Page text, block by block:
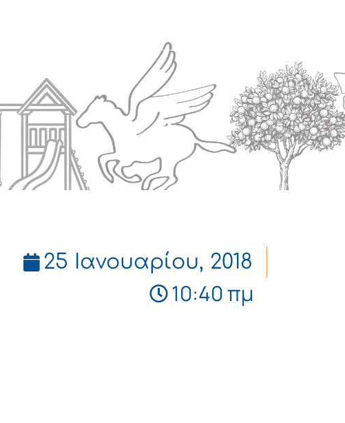
25 Ιανουαρίου, 2018
10:40 πμ